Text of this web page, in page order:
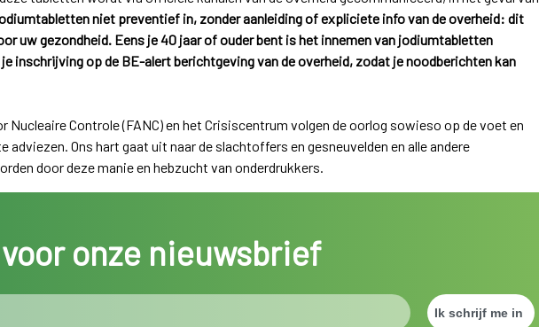
niet preventief in, zonder aanleiding of expliciete info van de overheid: dit
uw gezondheid. Eens je 40 jaar of ouder bent is het innemen van jodiumtabletten
inschrijving op de BE-alert berichtgeving van de overheid, zodat je noodberichten kan
Nucleaire Controle (FANC) en het Crisiscentrum volgen de oorlog sowieso op de voet en
adviezen. Ons hart gaat uit naar de slachtoffers en gesneuvelden en alle andere
door deze manie en hebzucht van onderdrukkers.
onze nieuwsbrief